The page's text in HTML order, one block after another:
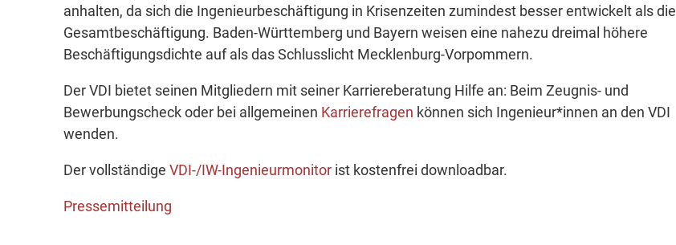
anhalten, da sich die Ingenieurbeschäftigung in Krisenzeiten zumindest besser entwickelt als die
Gesamtbeschäftigung. Baden-Württemberg und Bayern weisen eine nahezu dreimal höhere
Beschäftigungsdichte auf als das Schlusslicht Mecklenburg-Vorpommern.
Der VDI bietet seinen Mitgliedern mit seiner Karriereberatung Hilfe an: Beim Zeugnis- und
Bewerbungscheck oder bei allgemeinen Karrierefragen können sich Ingenieur*innen an den VDI
wenden.
Der vollständige VDI-/IW-Ingenieurmonitor ist kostenfrei downloadbar.
Pressemitteilung